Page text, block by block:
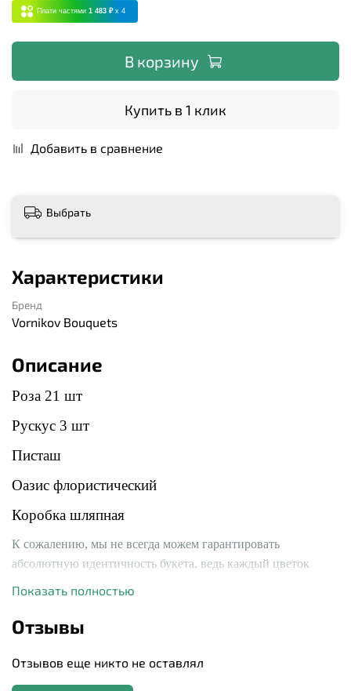
Плати частями 1 483 ₽ x 4
В корзину
Купить в 1 клик
Добавить в сравнение
Выбрать
Характеристики
Бренд
Vornikov Bouquets
Описание
Роза 21 шт
Рускус 3 шт
Писташ
Оазис флористический
Коробка шляпная
К сожалению, мы не всегда можем гарантировать
абсолютную идентичность букета, ведь каждый цветок
гамму.
Показать полностью
Отзывы
Отзывов еще никто не оставлял